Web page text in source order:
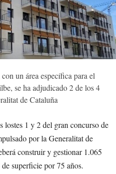
un área específica para el
se ha adjudicado 2 de los 4
de Cataluña
lostes 1 y 2 del gran concurso de
por la Generalitat de
construir y gestionar 1.065
superficie por 75 años.